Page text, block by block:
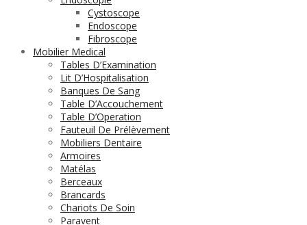
Cystoscope
Endoscope
Fibroscope
Mobilier Medical
Tables D’Examination
Lit D’Hospitalisation
Banques De Sang
Table D’Accouchement
Table D’Operation
Fauteuil De Prélèvement
Mobiliers Dentaire
Armoires
Matélas
Berceaux
Brancards
Chariots De Soin
Paravent